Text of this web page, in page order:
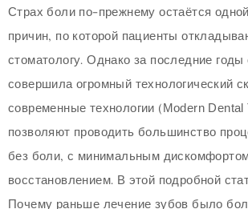
Страх боли по-прежнему остаётся
причин, по которой пациенты
стоматологу. Однако за последние годы
совершила огромный технологический
современные технологии (Modern Dental
позволяют проводить большинство
без боли, с минимальным
восстановлением. В этой подробной